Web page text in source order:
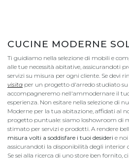
CUCINE MODERNE
Ti guidiamo nella selezione di mobili e
alle tue necessità abitative, assicurandoti
servizi su misura per ogni cliente. Se devi
visita per un progetto d'arredo studiato
accompagneremo nell'ammodernare il
esperienza. Non esitare nella selezione di
Moderne per la tua abitazione, affidati al
progetto puntuale: siamo loshowroom di
stimato per servizi e prodotti. A rendere
misura volti a soddisfare i tuoi desideri e
assicurandoti la disponibilità degli interior
Se sei alla ricerca di uno store ben fornito,